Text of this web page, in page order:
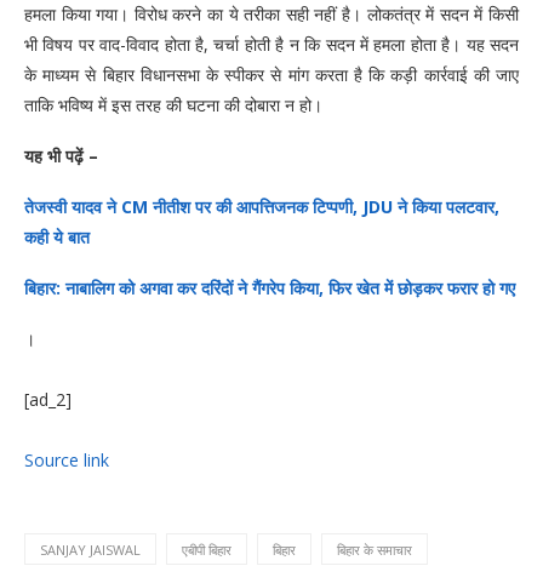
हमला किया गया। विरोध करने का ये तरीका सही नहीं है। लोकतंत्र में सदन में किसी
भी विषय पर वाद-विवाद होता है, चर्चा होती है न कि सदन में हमला होता है। यह सदन
के माध्यम से बिहार विधानसभा के स्पीकर से मांग करता है कि कड़ी कार्रवाई की जाए
ताकि भविष्य में इस तरह की घटना की दोबारा न हो।
यह भी पढ़ें –
तेजस्वी यादव ने CM नीतीश पर की आपत्तिजनक टिप्पणी, JDU ने किया पलटवार,
कही ये बात
बिहार: नाबालिग को अगवा कर दरिंदों ने गैंगरेप किया, फिर खेत में छोड़कर फरार हो गए
।
[ad_2]
Source link
SANJAY JAISWAL एबीपी बिहार बिहार बिहार के समाचार